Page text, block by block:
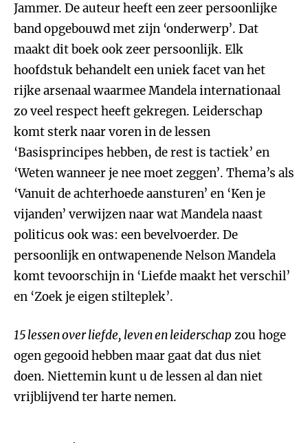
Jammer. De auteur heeft een zeer persoonlijke
band opgebouwd met zijn ‘onderwerp’. Dat
maakt dit boek ook zeer persoonlijk. Elk
hoofdstuk behandelt een uniek facet van het
rijke arsenaal waarmee Mandela internationaal
zo veel respect heeft gekregen. Leiderschap
komt sterk naar voren in de lessen
‘Basisprincipes hebben, de rest is tactiek’ en
‘Weten wanneer je nee moet zeggen’. Thema’s als
‘Vanuit de achterhoede aansturen’ en ‘Ken je
vijanden’ verwijzen naar wat Mandela naast
politicus ook was: een bevelvoerder. De
persoonlijk en ontwapenende Nelson Mandela
komt tevoorschijn in ‘Liefde maakt het verschil’
en ‘Zoek je eigen stilteplek’.
15 lessen over liefde, leven en leiderschap zou hoge
ogen gegooid hebben maar gaat dat dus niet
doen. Niettemin kunt u de lessen al dan niet
vrijblijvend ter harte nemen.